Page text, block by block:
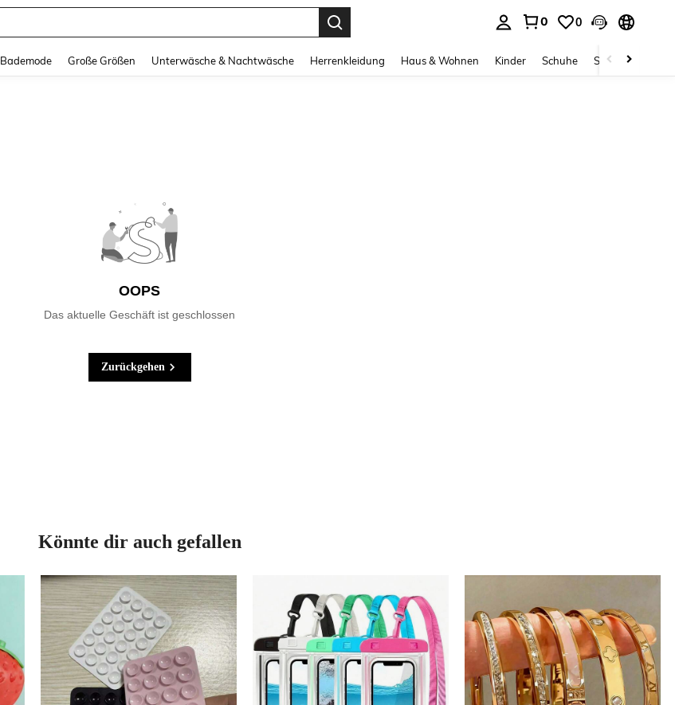
0 0
Bademode Große Größen Unterwäsche & Nachtwäsche Herrenkleidung Haus & Wohnen Kinder Schuhe Schmuck &
OOPS
Das aktuelle Geschäft ist geschlossen
Zurückgehen
Könnte dir auch gefallen